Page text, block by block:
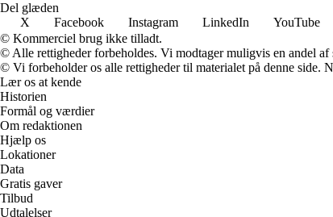
Del glæden
X
Facebook Instagram LinkedIn YouTube
© Kommerciel brug ikke tilladt.
© Alle rettigheder forbeholdes. Vi modtager muligvis en andel af
© Vi forbeholder os alle rettigheder til materialet på denne
Lær os at kende
Historien
Formål og værdier
Om redaktionen
Hjælp os
Lokationer
Data
Gratis gaver
Tilbud
Udtalelser